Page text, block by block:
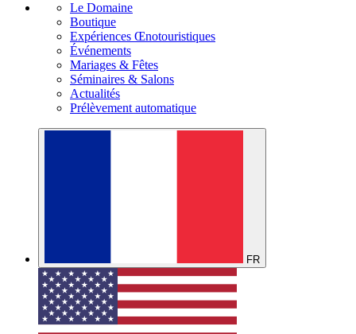
Le Domaine
Boutique
Expériences Œnotouristiques
Événements
Mariages & Fêtes
Séminaires & Salons
Actualités
Prélèvement automatique
FR